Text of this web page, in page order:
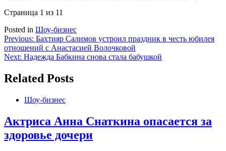
Страница 1 из 11
Posted in Шоу-бизнес
Навигация
по
Previous: Бахтияр Салимов устроил праздник в честь юбилея
отношений с Анастасией Волочковой
Next: Надежда Бабкина снова стала бабушкой
Related Posts
Шоу-бизнес
Актриса Анна Снаткина опасается за
здоровье дочери